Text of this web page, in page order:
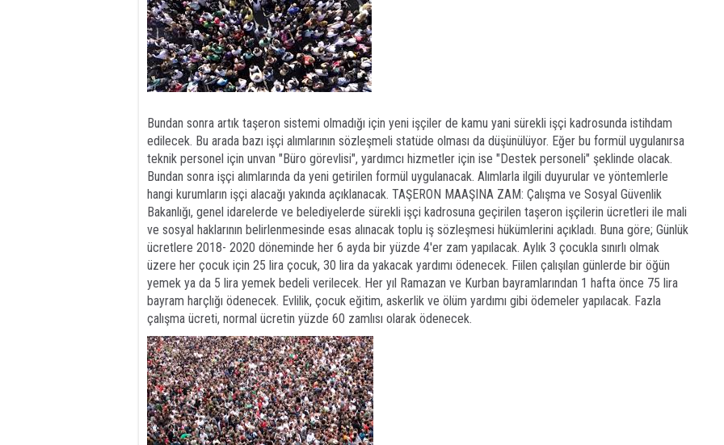
Bundan sonra artık taşeron sistemi olmadığı için yeni işçiler de kamu yani sürekli işçi kadrosunda istihdam
edilecek. Bu arada bazı işçi alımlarının sözleşmeli statüde olması da düşünülüyor. Eğer bu formül uygulanırsa
teknik personel için unvan "Büro görevlisi", yardımcı hizmetler için ise "Destek personeli" şeklinde olacak.
Bundan sonra işçi alımlarında da yeni getirilen formül uygulanacak. Alımlarla ilgili duyurular ve yöntemlerle
hangi kurumların işçi alacağı yakında açıklanacak. TAŞERON MAAŞINA ZAM: Çalışma ve Sosyal Güvenlik
Bakanlığı, genel idarelerde ve belediyelerde sürekli işçi kadrosuna geçirilen taşeron işçilerin ücretleri ile mali
ve sosyal haklarının belirlenmesinde esas alınacak toplu iş sözleşmesi hükümlerini açıkladı. Buna göre; Günlük
ücretlere 2018- 2020 döneminde her 6 ayda bir yüzde 4'er zam yapılacak. Aylık 3 çocukla sınırlı olmak
üzere her çocuk için 25 lira çocuk, 30 lira da yakacak yardımı ödenecek. Fiilen çalışılan günlerde bir öğün
yemek ya da 5 lira yemek bedeli verilecek. Her yıl Ramazan ve Kurban bayramlarından 1 hafta önce 75 lira
bayram harçlığı ödenecek. Evlilik, çocuk eğitim, askerlik ve ölüm yardımı gibi ödemeler yapılacak. Fazla
çalışma ücreti, normal ücretin yüzde 60 zamlısı olarak ödenecek.